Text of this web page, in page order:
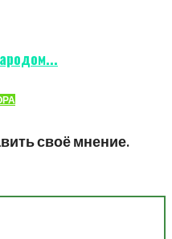
своё мнение.